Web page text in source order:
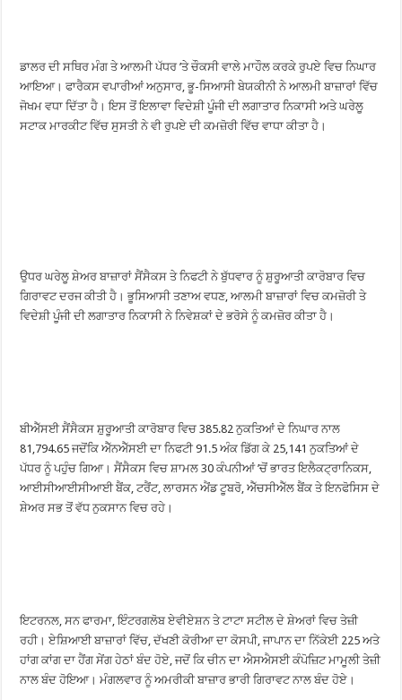
ਡਾਲਰ ਦੀ ਸਥਿਰ ਮੰਗ ਤੇ ਆਲਮੀ ਪੱਧਰ ’ਤੇ ਚੌਕਸੀ ਵਾਲੇ ਮਾਹੌਲ ਕਰਕੇ ਰੁਪਏ ਵਿਚ ਨਿਘਾਰ
ਆਇਆ। ਫਾਰੈਕਸ ਵਪਾਰੀਆਂ ਅਨੁਸਾਰ, ਭੂ-ਸਿਆਸੀ ਬੇਯਕੀਨੀ ਨੇ ਆਲਮੀ ਬਾਜ਼ਾਰਾਂ ਵਿੱਚ
ਜੋਖਮ ਵਧਾ ਦਿੱਤਾ ਹੈ। ਇਸ ਤੋਂ ਇਲਾਵਾ ਵਿਦੇਸ਼ੀ ਪੂੰਜੀ ਦੀ ਲਗਾਤਾਰ ਨਿਕਾਸੀ ਅਤੇ ਘਰੇਲੂ
ਸਟਾਕ ਮਾਰਕੀਟ ਵਿੱਚ ਸੁਸਤੀ ਨੇ ਵੀ ਰੁਪਏ ਦੀ ਕਮਜ਼ੋਰੀ ਵਿੱਚ ਵਾਧਾ ਕੀਤਾ ਹੈ।
ਉਧਰ ਘਰੇਲੂ ਸ਼ੇਅਰ ਬਾਜ਼ਾਰਾਂ ਸੈਂਸੈਕਸ ਤੇ ਨਿਫਟੀ ਨੇ ਬੁੱਧਵਾਰ ਨੂੰ ਸ਼ੁਰੂਆਤੀ ਕਾਰੋਬਾਰ ਵਿਚ
ਗਿਰਾਵਟ ਦਰਜ ਕੀਤੀ ਹੈ। ਭੂਸਿਆਸੀ ਤਣਾਅ ਵਧਣ, ਆਲਮੀ ਬਾਜ਼ਾਰਾਂ ਵਿਚ ਕਮਜ਼ੋਰੀ ਤੇ
ਵਿਦੇਸ਼ੀ ਪੂੰਜੀ ਦੀ ਲਗਾਤਾਰ ਨਿਕਾਸੀ ਨੇ ਨਿਵੇਸ਼ਕਾਂ ਦੇ ਭਰੋਸੇ ਨੂੰ ਕਮਜ਼ੋਰ ਕੀਤਾ ਹੈ।
ਬੀਐੱਸਈ ਸੈਂਸੈਕਸ ਸ਼ੁਰੂਆਤੀ ਕਾਰੋਬਾਰ ਵਿਚ 385.82 ਨੁਕਤਿਆਂ ਦੇ ਨਿਘਾਰ ਨਾਲ
81,794.65 ਜਦੋਂਕਿ ਐੱਨਐੱਸਈ ਦਾ ਨਿਫਟੀ 91.5 ਅੰਕ ਡਿੱਗ ਕੇ 25,141 ਨੁਕਤਿਆਂ ਦੇ
ਪੱਧਰ ਨੂੰ ਪਹੁੰਚ ਗਿਆ। ਸੈਂਸੈਕਸ ਵਿਚ ਸ਼ਾਮਲ 30 ਕੰਪਨੀਆਂ ’ਚੋਂ ਭਾਰਤ ਇਲੈਕਟ੍ਰਾਨਿਕਸ,
ਆਈਸੀਆਈਸੀਆਈ ਬੈਂਕ, ਟਰੈਂਟ, ਲਾਰਸਨ ਐਂਡ ਟੂਬਰੋ, ਐੱਚਸੀਐੱਲ ਬੈਂਕ ਤੇ ਇਨਫੋਸਿਸ ਦੇ
ਸ਼ੇਅਰ ਸਭ ਤੋਂ ਵੱਧ ਨੁਕਸਾਨ ਵਿਚ ਰਹੇ।
ਇਟਰਨਲ, ਸਨ ਫਾਰਮਾ, ਇੰਟਰਗਲੋਬ ਏਵੀਏਸ਼ਨ ਤੇ ਟਾਟਾ ਸਟੀਲ ਦੇ ਸ਼ੇਅਰਾਂ ਵਿਚ ਤੇਜ਼ੀ
ਰਹੀ। ਏਸ਼ਿਆਈ ਬਾਜ਼ਾਰਾਂ ਵਿੱਚ, ਦੱਖਣੀ ਕੋਰੀਆ ਦਾ ਕੋਸਪੀ, ਜਾਪਾਨ ਦਾ ਨਿੱਕੇਈ 225 ਅਤੇ
ਹਾਂਗ ਕਾਂਗ ਦਾ ਹੈਂਗ ਸੇਂਗ ਹੇਠਾਂ ਬੰਦ ਹੋਏ, ਜਦੋਂ ਕਿ ਚੀਨ ਦਾ ਐਸਐਸਈ ਕੰਪੋਜ਼ਿਟ ਮਾਮੂਲੀ ਤੇਜ਼ੀ
ਨਾਲ ਬੰਦ ਹੋਇਆ। ਮੰਗਲਵਾਰ ਨੂੰ ਅਮਰੀਕੀ ਬਾਜ਼ਾਰ ਭਾਰੀ ਗਿਰਾਵਟ ਨਾਲ ਬੰਦ ਹੋਏ।